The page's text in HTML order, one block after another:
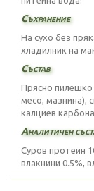
Съхранение
На сухо без
хладилник на
Състав
Прясно пилешко
месо, мазнина),
калциев
Аналитичен
Суров протеин
влакнини 0.5%,